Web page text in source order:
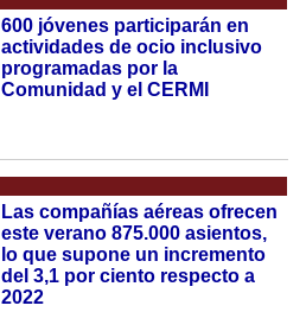
600 jóvenes participarán en
actividades de ocio inclusivo
programadas por la
Comunidad y el CERMI
Las compañías aéreas ofrecen
este verano 875.000 asientos,
lo que supone un incremento
del 3,1 por ciento respecto a
2022